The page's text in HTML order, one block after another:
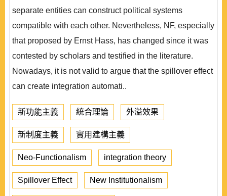
separate entities can construct political systems
compatible with each other. Nevertheless, NF, especially
that proposed by Ernst Hass, has changed since it was
contested by scholars and testified in the literature.
Nowadays, it is not valid to argue that the spillover effect
can create integration automati..
新功能主義 統合理論 外溢效果
新制度主義 實用建構主義
Neo-Functionalism integration theory
Spillover Effect New Institutionalism